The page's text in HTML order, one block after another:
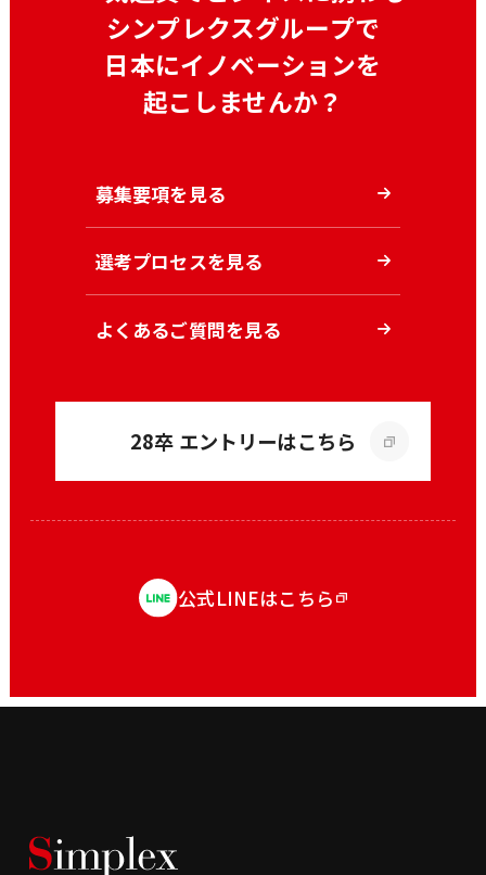
シンプレクスグループで
日本にイノベーションを
起こしませんか？
募集要項を見る
選考プロセスを見る
よくあるご質問を見る
28卒 エントリーはこちら
公式LINEはこちら